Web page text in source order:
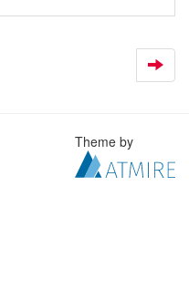
Theme by